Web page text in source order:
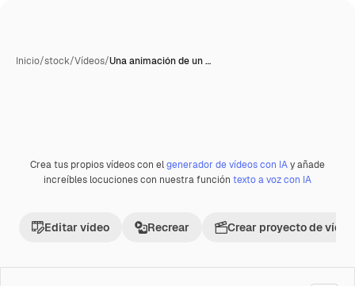
Inicio/stock/Vídeos/Una animación de un …
Crea tus propios vídeos con elgenerador de vídeos con IAy añade
increíbles locuciones con nuestra función texto a voz con IA
Editar vídeo Recrear Crear proyecto de vídeo